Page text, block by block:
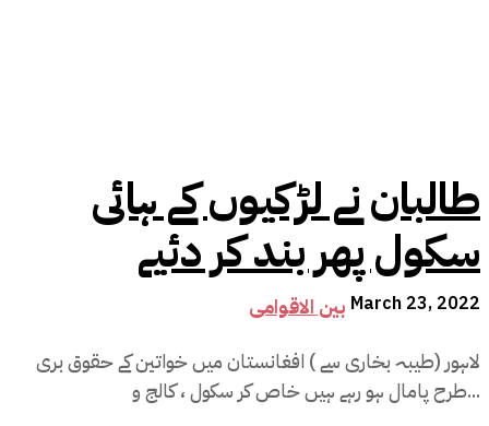
طالبان نے لڑکیوں کے ہائی
سکول پھر بند کر دئیے
بین الاقوامی March 23, 2022
لاہور (طیبہ بخاری سے ) افغانستان میں خواتین کے حقوق بری
طرح پامال ہو رہے ہیں خاص کر سکول ، کالج و...